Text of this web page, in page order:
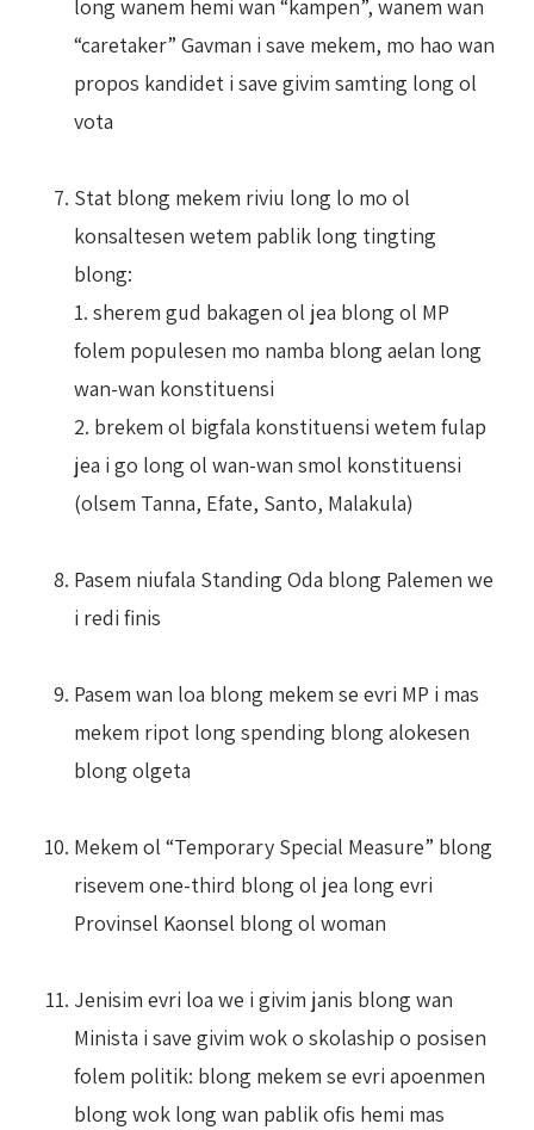
long wanem hemi wan “kampen”, wanem wan
“caretaker” Gavman i save mekem, mo hao wan
propos kandidet i save givim samting long ol
vota
Stat blong mekem riviu long lo mo ol
konsaltesen wetem pablik long tingting
blong:
1. sherem gud bakagen ol jea blong ol MP
folem populesen mo namba blong aelan long
wan-wan konstituensi
2. brekem ol bigfala konstituensi wetem fulap
jea i go long ol wan-wan smol konstituensi
(olsem Tanna, Efate, Santo, Malakula)
Pasem niufala Standing Oda blong Palemen we
i redi finis
Pasem wan loa blong mekem se evri MP i mas
mekem ripot long spending blong alokesen
blong olgeta
Mekem ol “Temporary Special Measure” blong
risevem one-third blong ol jea long evri
Provinsel Kaonsel blong ol woman
Jenisim evri loa we i givim janis blong wan
Minista i save givim wok o skolaship o posisen
folem politik: blong mekem se evri apoenmen
blong wok long wan pablik ofis hemi mas